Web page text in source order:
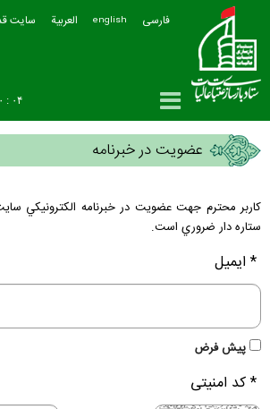
فارسی english العربیة سایت
۰۴ : ۰۰
عضويت در خبرنامه
كاربر محترم جهت عضويت در خبرنامه الكترونيكي
ستاره دار ضروري است.
* ایمیل
پیش فرض
* کد امنیتی